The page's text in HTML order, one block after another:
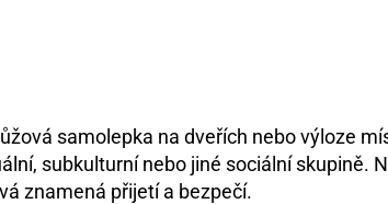
samolepka na dveřích nebo výloze
subkulturní nebo jiné sociální skupině.
znamená přijetí a bezpečí.